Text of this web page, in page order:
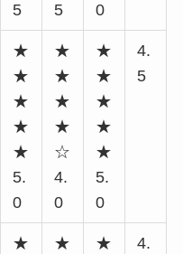
5
5
0
★
★
★
★
★
5.
0
★
★
★
★
☆
4.
0
★
★
★
★
★
5.
0
4.
5
★
★
★
4.